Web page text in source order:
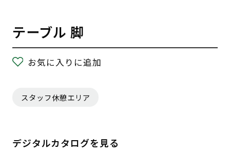
テーブル 脚
お気に入りに追加
スタッフ休憩エリア
デジタルカタログを見る